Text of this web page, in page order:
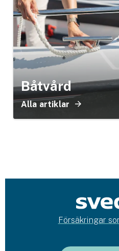
Båtvård
Alla artiklar
Försäkringar